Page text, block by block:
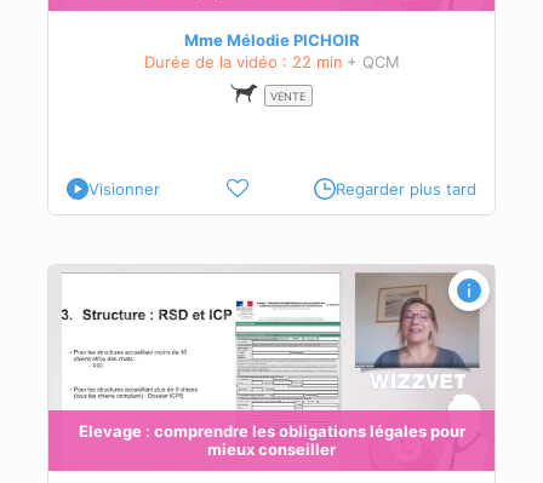
Mme Mélodie PICHOIR
Durée de la vidéo : 22 min + QCM
VENTE
Visionner Regarder plus tard
Elevage : comprendre les obligations légales pour
mieux conseiller